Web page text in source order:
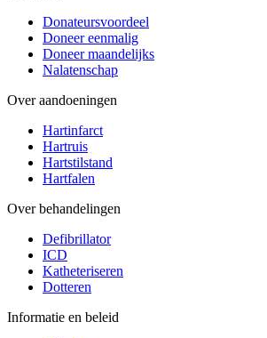
Donateursvoordeel
Doneer eenmalig
Doneer maandelijks
Nalatenschap
Over aandoeningen
Hartinfarct
Hartruis
Hartstilstand
Hartfalen
Over behandelingen
Defibrillator
ICD
Katheteriseren
Dotteren
Informatie en beleid